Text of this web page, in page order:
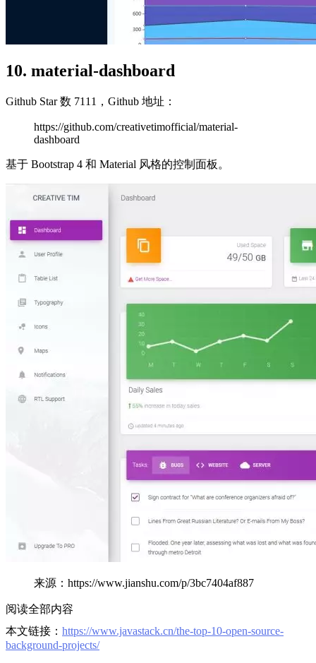
10. material-dashboard
Github Star 数 7111，Github 地址：
https://github.com/creativetimofficial/material-
dashboard
基于 Bootstrap 4 和 Material 风格的控制面板。
来源：https://www.jianshu.com/p/3bc7404af887
阅读全部内容
本文链接： https://www.javastack.cn/the-top-10-open-source-
background-projects/